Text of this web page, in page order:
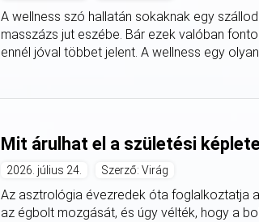
A wellness szó hallatán sokaknak egy
masszázs jut eszébe. Bár ezek valóban
ennél jóval többet jelent. A wellness egy
Mit árulhat el a születési
2026. július 24. Szerző: Virág
Az asztrológia évezredek óta foglalkoztatja
az égbolt mozgását, és úgy vélték, hogy a